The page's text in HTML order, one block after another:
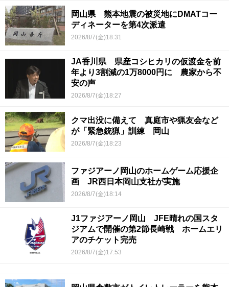
岡山県 熊本地震の被災地にDMATコー
ディネーターを第4次派遣
2026/8/7(金)18:31
JA香川県 県産コシヒカリの仮渡金を前
年より3割減の1万8000円に 農家から不
安の声
2026/8/7(金)18:27
クマ出没に備えて 真庭市や猟友会など
が「緊急銃猟」訓練 岡山
2026/8/7(金)18:23
ファジアーノ岡山のホームゲーム応援企
画 JR西日本岡山支社が実施
2026/8/7(金)18:14
J1ファジアーノ岡山 JFE晴れの国スタ
ジアムで開催の第2節長崎戦 ホームエリ
アのチケット完売
2026/8/7(金)17:53